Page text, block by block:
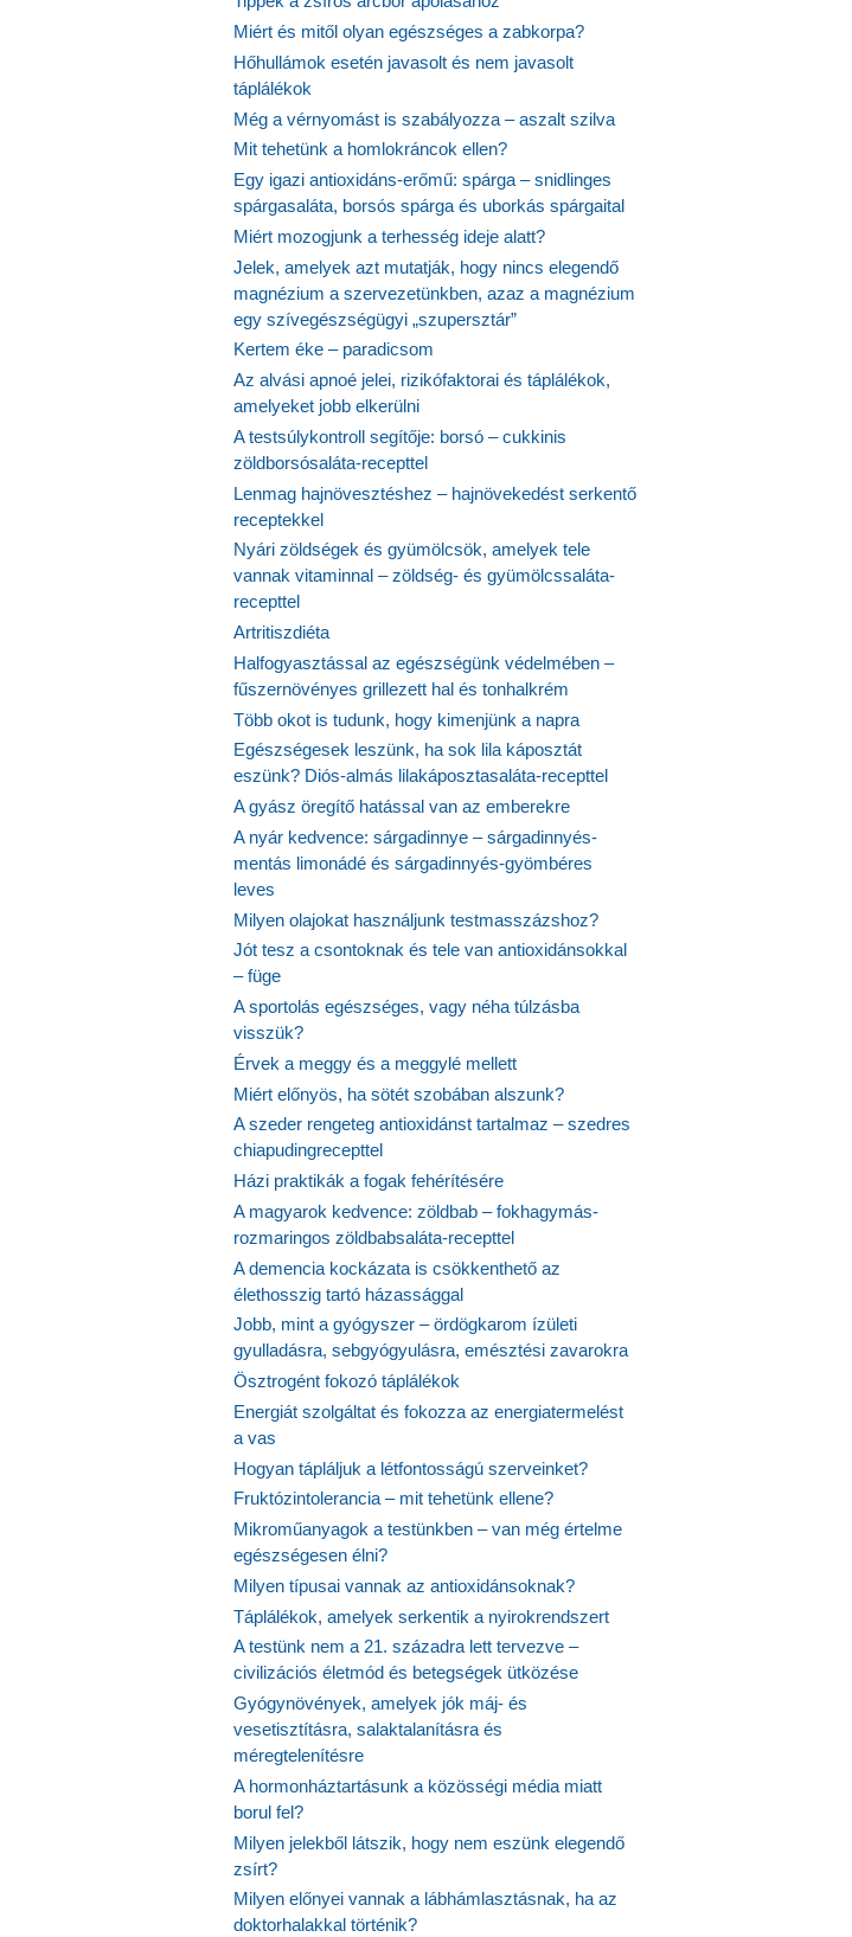
Miért és mitől olyan egészséges a zabkorpa?
Hőhullámok esetén javasolt és nem javasolt
táplálékok
Még a vérnyomást is szabályozza – aszalt szilva
Mit tehetünk a homlokráncok ellen?
Egy igazi antioxidáns-erőmű: spárga – snidlinges
spárgasaláta, borsós spárga és uborkás spárgaital
Miért mozogjunk a terhesség ideje alatt?
Jelek, amelyek azt mutatják, hogy nincs elegendő
magnézium a szervezetünkben, azaz a magnézium
egy szívegészségügyi „szupersztár”
Kertem éke – paradicsom
Az alvási apnoé jelei, rizikófaktorai és táplálékok,
amelyeket jobb elkerülni
A testsúlykontroll segítője: borsó – cukkinis
zöldborsósaláta-recepttel
Lenmag hajnövesztéshez – hajnövekedést serkentő
receptekkel
Nyári zöldségek és gyümölcsök, amelyek tele
vannak vitaminnal – zöldség- és gyümölcssaláta-
recepttel
Artritiszdiéta
Halfogyasztással az egészségünk védelmében –
fűszernövényes grillezett hal és tonhalkrém
Több okot is tudunk, hogy kimenjünk a napra
Egészségesek leszünk, ha sok lila káposztát
eszünk? Diós-almás lilakáposztasaláta-recepttel
A gyász öregítő hatással van az emberekre
A nyár kedvence: sárgadinnye – sárgadinnyés-
mentás limonádé és sárgadinnyés-gyömbéres
leves
Milyen olajokat használjunk testmasszázshoz?
Jót tesz a csontoknak és tele van antioxidánsokkal
– füge
A sportolás egészséges, vagy néha túlzásba
visszük?
Érvek a meggy és a meggylé mellett
Miért előnyös, ha sötét szobában alszunk?
A szeder rengeteg antioxidánst tartalmaz – szedres
chiapudingrecepttel
Házi praktikák a fogak fehérítésére
A magyarok kedvence: zöldbab – fokhagymás-
rozmaringos zöldbabsaláta-recepttel
A demencia kockázata is csökkenthető az
élethosszig tartó házassággal
Jobb, mint a gyógyszer – ördögkarom ízületi
gyulladásra, sebgyógyulásra, emésztési zavarokra
Ösztrogént fokozó táplálékok
Energiát szolgáltat és fokozza az energiatermelést
a vas
Hogyan tápláljuk a létfontosságú szerveinket?
Fruktózintolerancia – mit tehetünk ellene?
Mikroműanyagok a testünkben – van még értelme
egészségesen élni?
Milyen típusai vannak az antioxidánsoknak?
Táplálékok, amelyek serkentik a nyirokrendszert
A testünk nem a 21. századra lett tervezve –
civilizációs életmód és betegségek ütközése
Gyógynövények, amelyek jók máj- és
vesetisztításra, salaktalanításra és
méregtelenítésre
A hormonháztartásunk a közösségi média miatt
borul fel?
Milyen jelekből látszik, hogy nem eszünk elegendő
zsírt?
Milyen előnyei vannak a lábhámlasztásnak, ha az
doktorhalakkal történik?